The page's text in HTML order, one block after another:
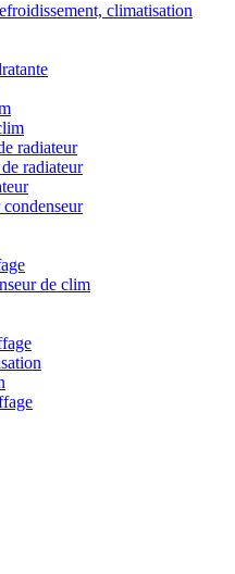
climatisation
radiateur
radiateur
de clim